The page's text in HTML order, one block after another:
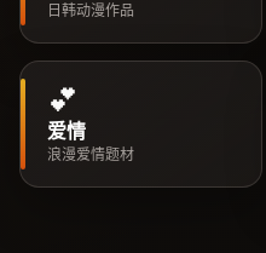
日韩动漫作品
💕
爱情
浪漫爱情题材